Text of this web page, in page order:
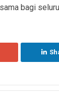
bagi